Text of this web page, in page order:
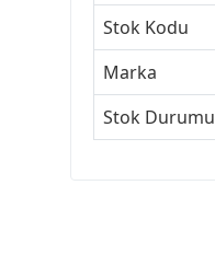
Stok Kodu
Marka
Stok Durumu